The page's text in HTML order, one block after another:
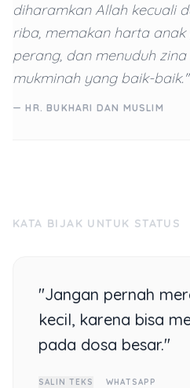
diharamkan Allah kecuali
riba, memakan harta
perang, dan menuduh
mukminah yang baik-
— HR. BUKHARI DAN MUSLIM
KATA BIJAK UNTUK STATUS
"Jangan pernah
kecil, karena bisa
pada dosa besar."
SALIN TEKS WHATSAPP